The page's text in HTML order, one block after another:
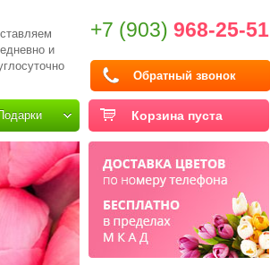
и
+7 (903) 968-25-51
Обратный звонок
Корзина пуста